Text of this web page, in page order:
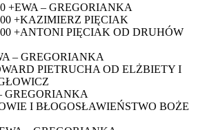
+EWA – GREGORIANKA
+KAZIMIERZ PIĘCIAK
+ANTONI PIĘCIAK OD DRUHÓW
– GREGORIANKA
PIETRUCHA OD ELŻBIETY I
GREGORIANKA
I BŁOGOSŁAWIEŃSTWO BOŻE